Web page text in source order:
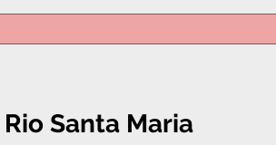
Santa Maria